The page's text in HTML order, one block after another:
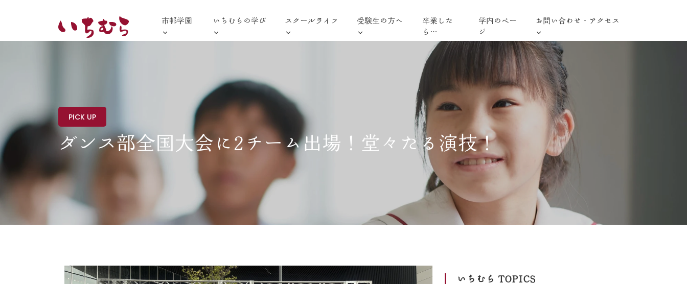
市邨学園 いちむらの学び スクールライフ 受験生の方へ
卒業した
ら…
学内のペー
ジ
お問い合わせ・アクセス
PICK UP
ダンス部全国大会に2チーム出場！堂々たる演技！
いちむら TOPICS